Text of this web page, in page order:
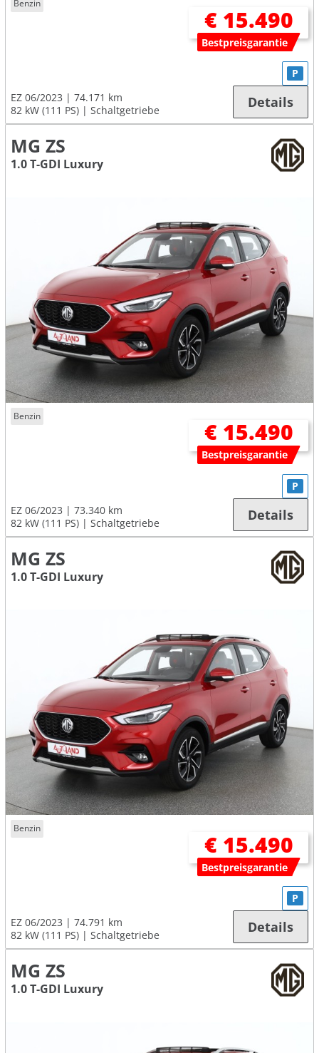
Benzin
€ 15.490
Bestpreisgarantie
EZ 06/2023
74.171 km
82 kW (111 PS)
Schaltgetriebe
P
Details
MG ZS
1.0 T-GDI Luxury
Benzin
€ 15.490
Bestpreisgarantie
EZ 06/2023
73.340 km
82 kW (111 PS)
Schaltgetriebe
P
Details
MG ZS
1.0 T-GDI Luxury
Benzin
€ 15.490
Bestpreisgarantie
EZ 06/2023
74.791 km
82 kW (111 PS)
Schaltgetriebe
P
Details
MG ZS
1.0 T-GDI Luxury